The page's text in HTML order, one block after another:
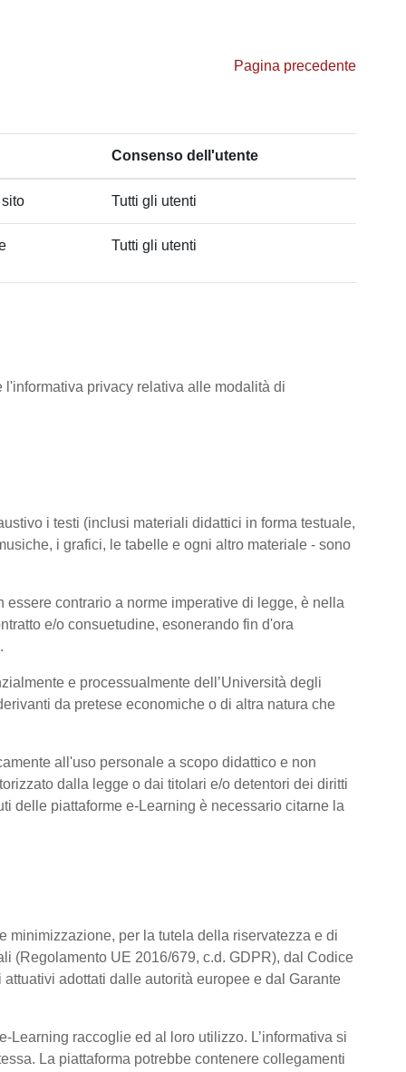
Pagina precedente
Consenso dell'utente
Tutti gli utenti
Tutti gli utenti
privacy relativa alle modalità di
i testi (inclusi materiali didattici in forma testuale,
i grafici, le tabelle e ogni altro materiale - sono
contrario a norme imperative di legge, è nella
e/o consuetudine, esonerando fin d'ora
e processualmente dell’Università degli
da pretese economiche o di altra natura che
all'uso personale a scopo didattico e non
dalla legge o dai titolari e/o detentori dei diritti
delle piattaforme e-Learning è necessario citarne la
minimizzazione, per la tutela della riservatezza e di
(Regolamento UE 2016/679, c.d. GDPR), dal Codice
adottati dalle autorità europee e dal Garante
raccoglie ed al loro utilizzo. L’informativa si
La piattaforma potrebbe contenere collegamenti